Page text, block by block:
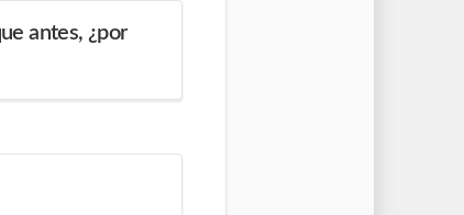
antes, ¿por